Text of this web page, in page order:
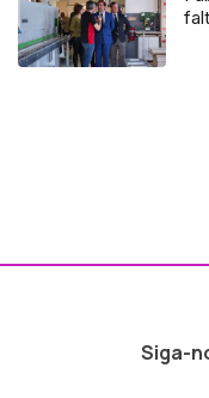
Siga-